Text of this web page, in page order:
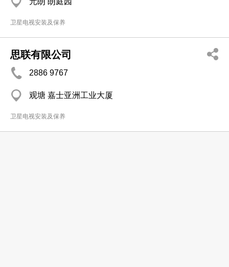
卫星电视安装及保养
思联有限公司
2886 9767
观塘 嘉士亚洲工业大厦
卫星电视安装及保养